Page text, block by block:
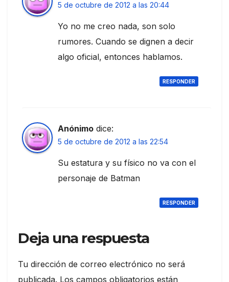
5 de octubre de 2012 a las 20:44
Yo no me creo nada, son solo
rumores. Cuando se dignen a decir
algo oficial, entonces hablamos.
RESPONDER
Anónimo dice:
5 de octubre de 2012 a las 22:54
Su estatura y su físico no va con el
personaje de Batman
RESPONDER
Deja una respuesta
Tu dirección de correo electrónico no será
publicada. Los campos obligatorios están